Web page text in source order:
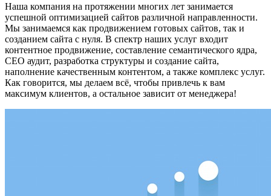
Наша компания на протяжении многих лет занимается
успешной оптимизацией сайтов различной направленности.
Мы занимаемся как продвижением готовых сайтов, так и
созданием сайта с нуля. В спектр наших услуг входит
контентное продвижение, составление семантического ядра,
СЕО аудит, разработка структуры и создание сайта,
наполнение качественным контентом, а также комплекс услуг.
Как говорится, мы делаем всё, чтобы привлечь к вам
максимум клиентов, а остальное зависит от менеджера!